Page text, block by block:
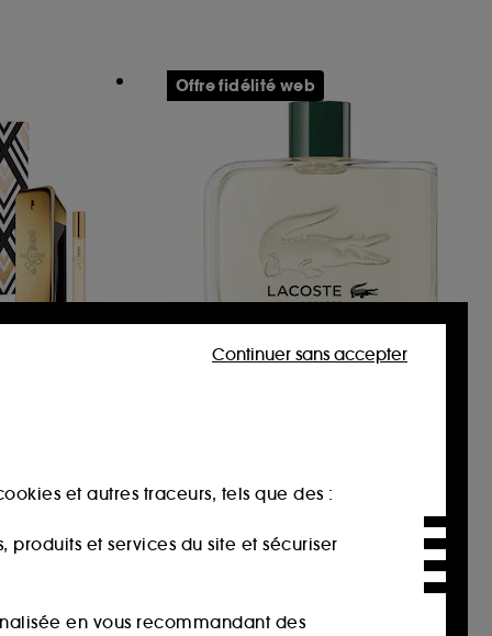
:
LACOSTE
Prix d'origine : 84,00€
Offre fidélité web
et autres traceurs, tels que des :
et services du site et sécuriser
en vous recommandant des
Continuer sans accepter